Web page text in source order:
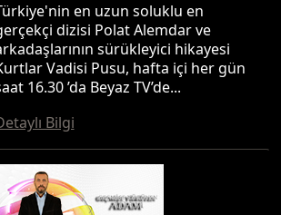
en uzun soluklu en
dizisi Polat Alemdar ve
sürükleyici hikayesi
Vadisi Pusu, hafta içi her gün
16.30 ’da Beyaz TV’de...
Bilgi